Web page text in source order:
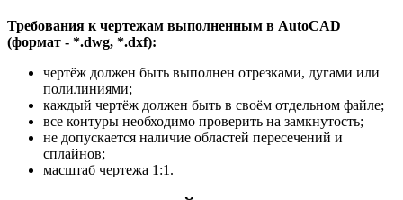
Требования к чертежам выполненным в AutoCAD
(формат - *.dwg, *.dxf):
чертёж должен быть выполнен отрезками, дугами или
полилиниями;
каждый чертёж должен быть в своём отдельном файле;
все контуры необходимо проверить на замкнутость;
не допускается наличие областей пересечений и
сплайнов;
масштаб чертежа 1:1.